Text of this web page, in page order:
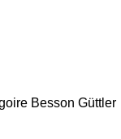
Besson Güttler